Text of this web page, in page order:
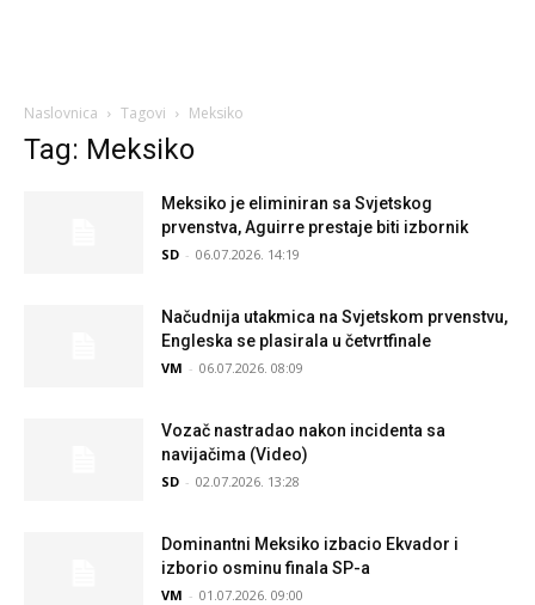
Naslovnica Tagovi Meksiko
Tag: Meksiko
Meksiko je eliminiran sa Svjetskog
prvenstva, Aguirre prestaje biti izbornik
SD - 06.07.2026. 14:19
Načudnija utakmica na Svjetskom prvenstvu,
Engleska se plasirala u četvrtfinale
VM - 06.07.2026. 08:09
Vozač nastradao nakon incidenta sa
navijačima (Video)
SD - 02.07.2026. 13:28
Dominantni Meksiko izbacio Ekvador i
izborio osminu finala SP-a
VM - 01.07.2026. 09:00